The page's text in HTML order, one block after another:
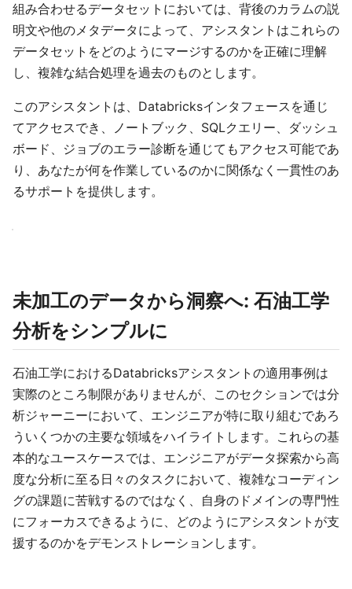
組み合わせるデータセットにおいては、背後のカラムの説
明文や他のメタデータによって、アシスタントはこれらの
データセットをどのようにマージするのかを正確に理解
し、複雑な結合処理を過去のものとします。
このアシスタントは、Databricksインタフェースを通じ
てアクセスでき、ノートブック、SQLクエリー、ダッシュ
ボード、ジョブのエラー診断を通じてもアクセス可能であ
り、あなたが何を作業しているのかに関係なく一貫性のあ
るサポートを提供します。
未加工のデータから洞察へ: 石油工学
分析をシンプルに
石油工学におけるDatabricksアシスタントの適用事例は
実際のところ制限がありませんが、このセクションでは分
析ジャーニーにおいて、エンジニアが特に取り組むであろ
ういくつかの主要な領域をハイライトします。これらの基
本的なユースケースでは、エンジニアがデータ探索から高
度な分析に至る日々のタスクにおいて、複雑なコーディン
グの課題に苦戦するのではなく、自身のドメインの専門性
にフォーカスできるように、どのようにアシスタントが支
援するのかをデモンストレーションします。